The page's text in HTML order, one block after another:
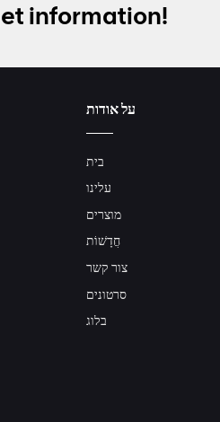
information!
על אודות
בית
עלינו
מוצרים
חֲדָשׁוֹת
צור קשר
סרטונים
בלוג